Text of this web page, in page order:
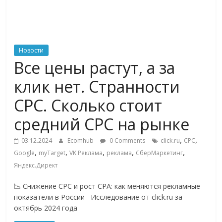
логистике,
технологиях,
соцсетях
Портал
об
онлайн-
торговле,
сервисах
для
Commerce,
Новости
Все цены растут, а за
клик нет. Странности
CPC. Сколько стоит
средний CPC на рынке
03.12.2024 Ecomhub 0 Comments click.ru, CPC,
Google, myTarget,VK Реклама, реклама, СберМаркетинг,
Яндекс.Директ
📉 Снижение CPC и рост CPA: как меняются рекламные
показатели в России Исследование от click.ru за
октябрь 2024 года